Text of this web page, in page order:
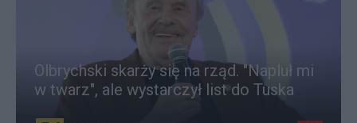
Olbrychski skarży się na rząd. "Napluł mi
w twarz", ale wystarczył list do Tuska